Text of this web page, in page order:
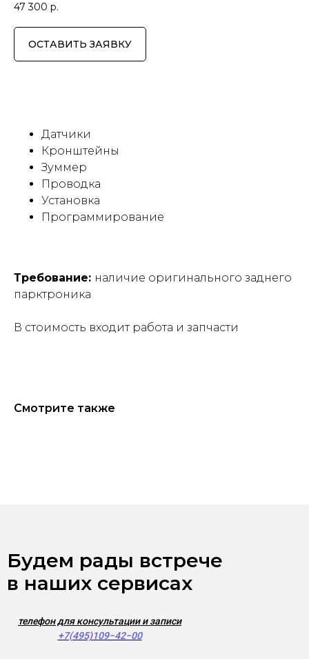
47 300 р.
ОСТАВИТЬ ЗАЯВКУ
Датчики
Кронштейны
Зуммер
Проводка
Установка
Программирование
Требование: наличие оригинального заднего
парктроника
В стоимость входит работа и запчасти
Смотрите также
Будем рады встрече
в наших сервисах
телефон для консультации и записи
+7(495)109−42−00